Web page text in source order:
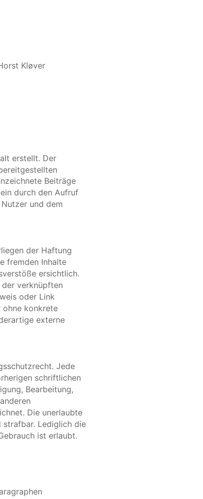
Kløver
erstellt. Der
Beiträge
durch den Aufruf
und dem
der Haftung
fremden Inhalte
ersichtlich.
verknüpften
oder Link
ohne konkrete
externe
Jede
schriftlichen
Bearbeitung,
Die unerlaubte
Lediglich die
ist erlaubt.